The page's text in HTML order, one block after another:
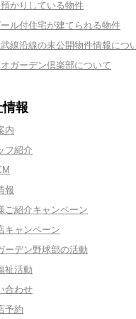
かりしている物件
ル付住宅が建てられる物件
線沿線の未公開物件情報につ
オガーデン倶楽部について
報
内
フ紹介
報
ご紹介キャンペーン
キャンペーン
ーデン野球部の活動
祉活動
合わせ
予約